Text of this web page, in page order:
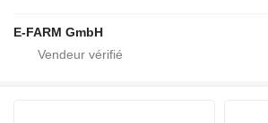
E-FARM GmbH